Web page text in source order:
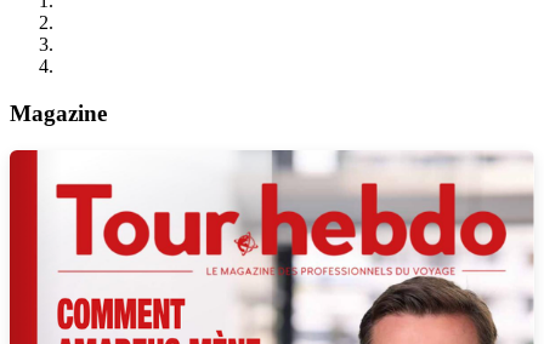
Magazine